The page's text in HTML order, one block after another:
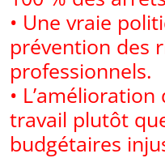
• Une vraie
prévention des
professionnels.
•
travail plutôt
budgétaires